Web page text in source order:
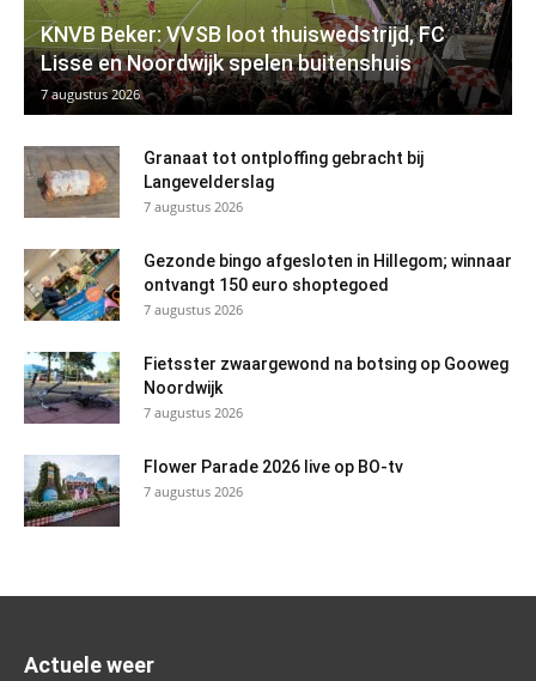
KNVB Beker: VVSB loot thuiswedstrijd, FC
Lisse en Noordwijk spelen buitenshuis
7 augustus 2026
Granaat tot ontploffing gebracht bij
Langevelderslag
7 augustus 2026
Gezonde bingo afgesloten in Hillegom; winnaar
ontvangt 150 euro shoptegoed
7 augustus 2026
Fietsster zwaargewond na botsing op Gooweg
Noordwijk
7 augustus 2026
Flower Parade 2026 live op BO-tv
7 augustus 2026
Actuele weer